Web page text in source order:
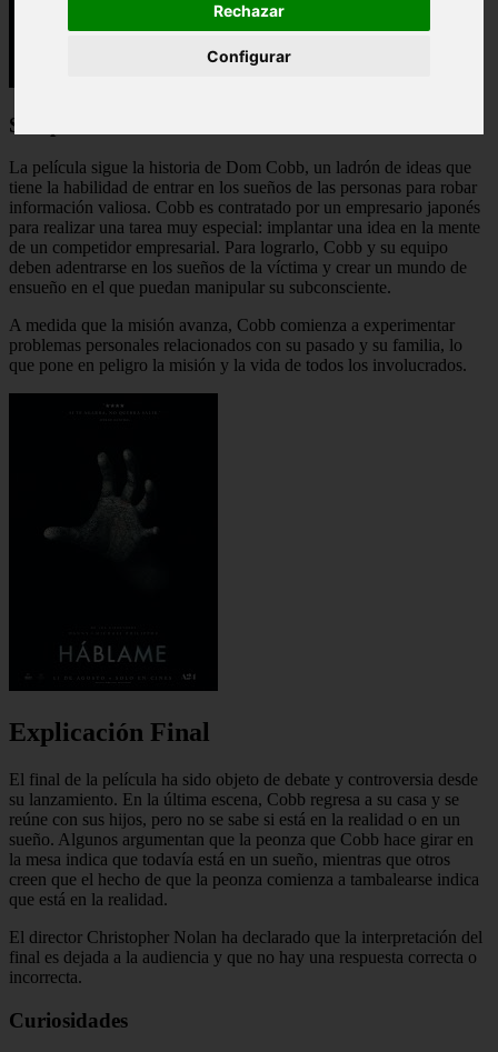
Rechazar
Configurar
Sinopsis de la Película
La película sigue la historia de Dom Cobb, un ladrón de ideas que
tiene la habilidad de entrar en los sueños de las personas para robar
información valiosa. Cobb es contratado por un empresario japonés
para realizar una tarea muy especial: implantar una idea en la mente
de un competidor empresarial. Para lograrlo, Cobb y su equipo
deben adentrarse en los sueños de la víctima y crear un mundo de
ensueño en el que puedan manipular su subconsciente.
A medida que la misión avanza, Cobb comienza a experimentar
problemas personales relacionados con su pasado y su familia, lo
que pone en peligro la misión y la vida de todos los involucrados.
Explicación Final
El final de la película ha sido objeto de debate y controversia desde
su lanzamiento. En la última escena, Cobb regresa a su casa y se
reúne con sus hijos, pero no se sabe si está en la realidad o en un
sueño. Algunos argumentan que la peonza que Cobb hace girar en
la mesa indica que todavía está en un sueño, mientras que otros
creen que el hecho de que la peonza comienza a tambalearse indica
que está en la realidad.
El director Christopher Nolan ha declarado que la interpretación del
final es dejada a la audiencia y que no hay una respuesta correcta o
incorrecta.
Curiosidades